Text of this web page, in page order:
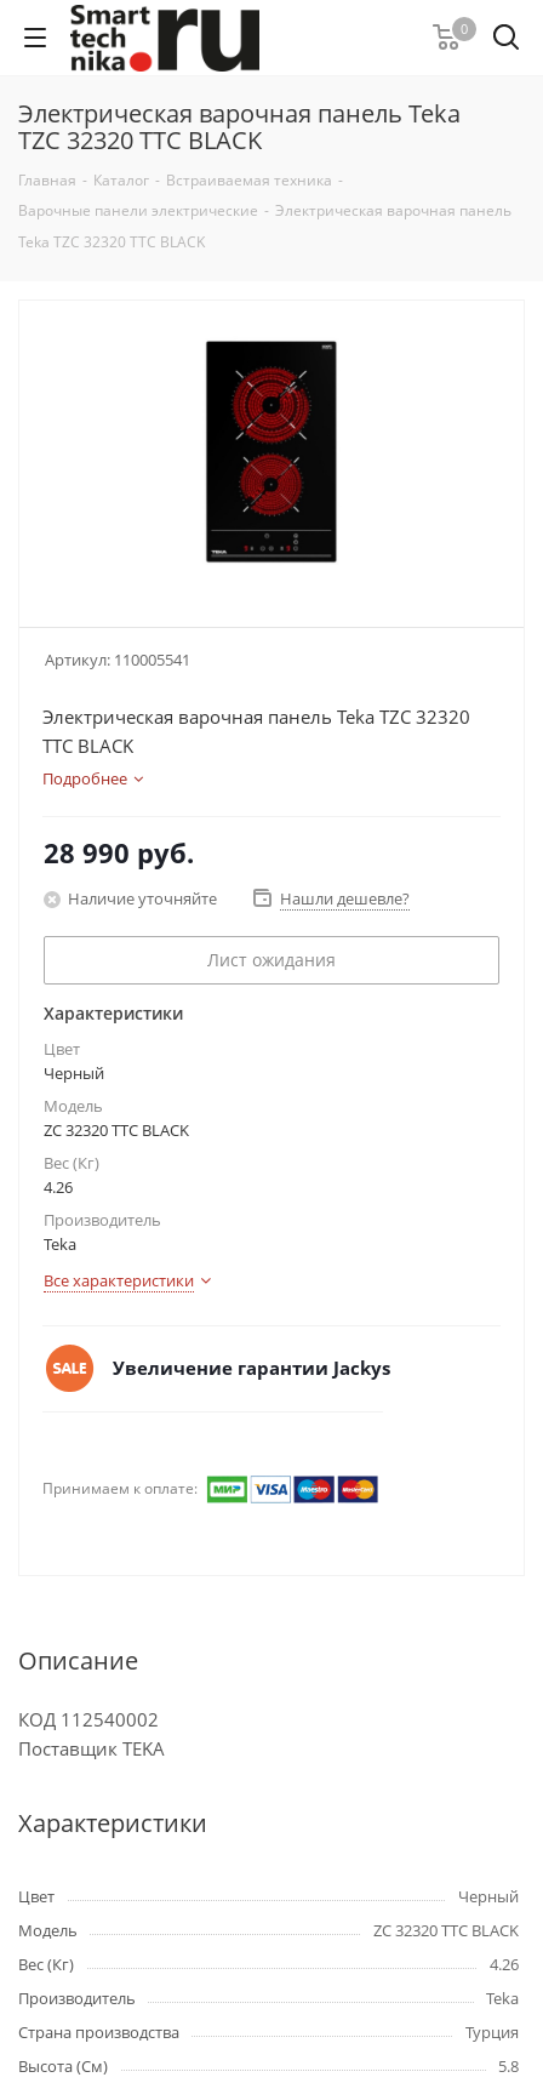
0
Электрическая варочная панель Teka
TZC 32320 TTC BLACK
Главная - Каталог - Встраиваемая техника -
Варочные панели электрические - Электрическая варочная панель
Teka TZC 32320 TTC BLACK
Артикул: 110005541
Электрическая варочная панель Teka TZC 32320
TTC BLACK
Подробнее
28 990 руб.
Наличие уточняйте Нашли дешевле?
Лист ожидания
Характеристики
Цвет
Черный
Модель
ZC 32320 TTC BLACK
Вес (Кг)
4.26
Производитель
Teka
Все характеристики
Увеличение гарантии Jackys
Принимаем к оплате:
Описание
КОД 112540002
Поставщик TEKA
Характеристики
Цвет
Черный
Модель
ZC 32320 TTC BLACK
Вес (Кг)
4.26
Производитель
Teka
Страна производства
Турция
Высота (См)
5.8